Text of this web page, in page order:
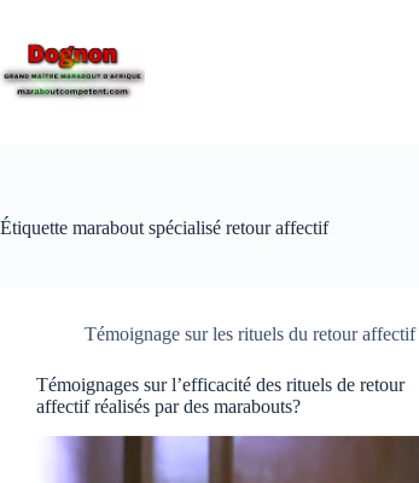
Étiquette marabout spécialisé retour affectif
Témoignage sur les rituels du retour affectif
Témoignages sur l’efficacité des rituels de retour
affectif réalisés par des marabouts?